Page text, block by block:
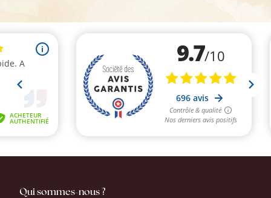
Qui sommes-nous ?